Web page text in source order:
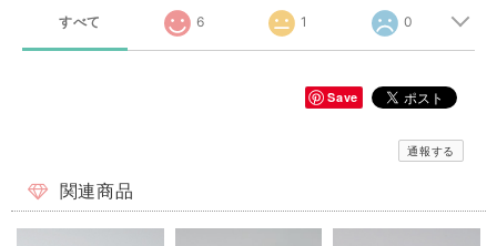
すべて 6 1 0
Save
通報する
関連商品